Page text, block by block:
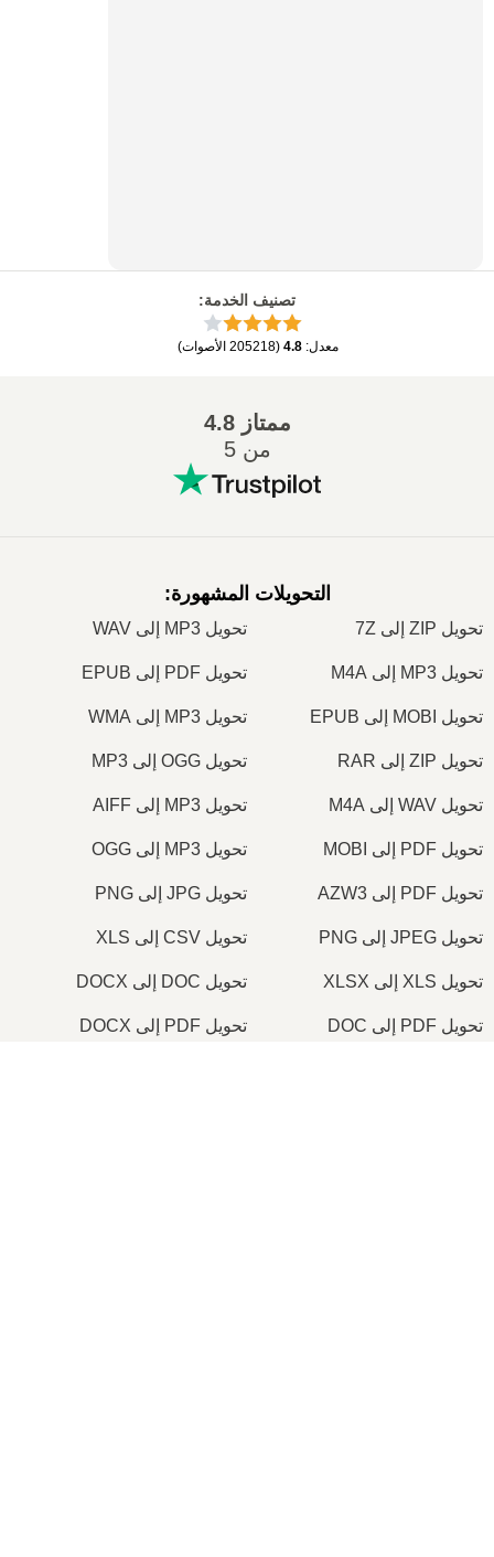
تصنيف الخدمة:
معدل:
4.8
(
205218 الأصوات)
ممتاز 4.8
من 5
التحويلات المشهورة:
تحويل ZIP إلى 7Z تحويل MP3 إلى WAV
تحويل MP3 إلى M4A تحويل PDF إلى EPUB
تحويل MOBI إلى EPUB تحويل MP3 إلى WMA
تحويل ZIP إلى RAR تحويل OGG إلى MP3
تحويل WAV إلى M4A تحويل MP3 إلى AIFF
تحويل PDF إلى MOBI تحويل MP3 إلى OGG
تحويل PDF إلى AZW3 تحويل JPG إلى PNG
تحويل JPEG إلى PNG تحويل CSV إلى XLS
تحويل XLS إلى XLSX تحويل DOC إلى DOCX
تحويل PDF إلى DOC تحويل PDF إلى DOCX